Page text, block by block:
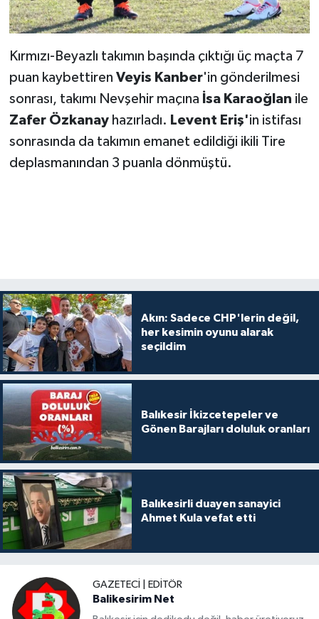
Kırmızı-Beyazlı takımın başında çıktığı üç maçta 7
puan kaybettiren Veyis Kanber'in gönderilmesi
sonrası, takımı Nevşehir maçına İsa Karaoğlan ile
Zafer Özkanayhazırladı. Levent Eriş'in istifası
sonrasında da takımın emanet edildiği ikili Tire
deplasmanından 3 puanla dönmüştü.
Akın: Sadece CHP'lerin değil,
her kesimin oyunu alarak
seçildim
Balıkesir İkizcetepeler ve
Gönen Barajları doluluk oranları
Balıkesirli duayen sanayici
Ahmet Kula vefat etti
GAZETECI | EDITÖR
Balikesirim Net